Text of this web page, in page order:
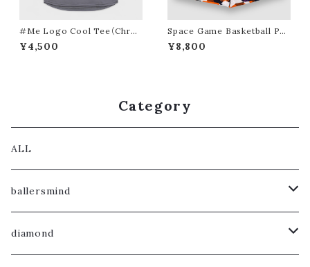
#Me Logo Cool Tee（Chrco
al Gray）
¥4,500
Space Game Basketball Po
cket Short（White Base）
¥8,800
Category
ALL
ballersmind
Tops
diamond